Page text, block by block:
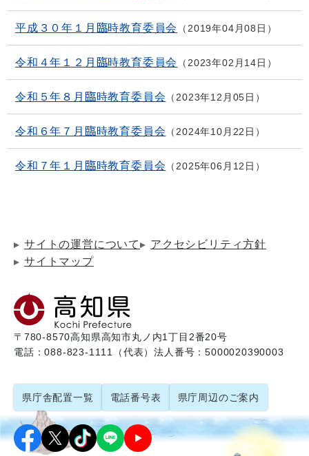
平成３０年１月臨時教育委員会 2019年04月08日
令和４年１２月臨時教育委員会 2023年02月14日
令和５年８月臨時教育委員会 2023年12月05日
令和６年７月臨時教育委員会 2024年10月22日
令和７年１月臨時教育委員会 2025年06月12日
サイトの運営について
アクセシビリティ方針
サイトマップ
〒780-8570高知県高知市丸ノ内1丁目2番20号
電話：088-823-1111（代表）法人番号：5000020390003
県庁舎配置一覧 電話番号表 県庁周辺のご案内